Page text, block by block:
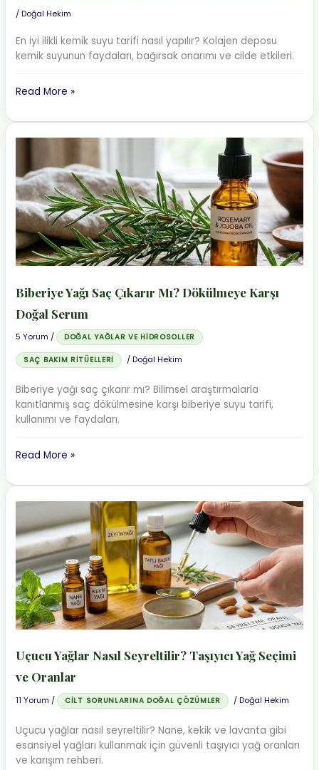
/Doğal Hekim
En iyi ilikli kemik suyu tarifi nasıl yapılır? Kolajen deposu
kemik suyunun faydaları, bağırsak onarımı ve cilde etkileri.
İlikli
Suyu
Tarifi:
Gençleştiren
Doğal
Kolajen
Read More »
Biberiye Yağı Saç Çıkarır Mı? Dökülmeye Karşı
Doğal Serum
5 Yorum / DOĞAL YAĞLAR VE HIDROSOLLER
SAÇ BAKIM RITÜELLERI /Doğal Hekim
Biberiye yağı saç çıkarır mı? Bilimsel araştırmalarla
kanıtlanmış saç dökülmesine karşı biberiye suyu tarifi,
kullanımı ve faydaları.
Biberiye
Saç
Çıkarır
Dökülmeye
Karşı
Doğal
Serum
Read More »
Uçucu Yağlar Nasıl Seyreltilir? Taşıyıcı Yağ Seçimi
ve Oranlar
11 Yorum / CILT SORUNLARINA DOĞAL ÇÖZÜMLER /Doğal Hekim
Uçucu yağlar nasıl seyreltilir? Nane, kekik ve lavanta gibi
esansiyel yağları kullanmak için güvenli taşıyıcı yağ oranları
ve karışım rehberi.